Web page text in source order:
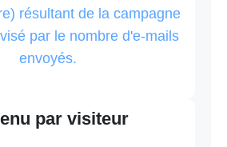
résultant de la campagne
par le nombre d'e-mails
envoyés.
par visiteur